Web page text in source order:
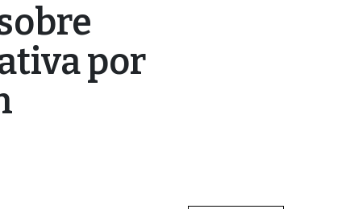
por